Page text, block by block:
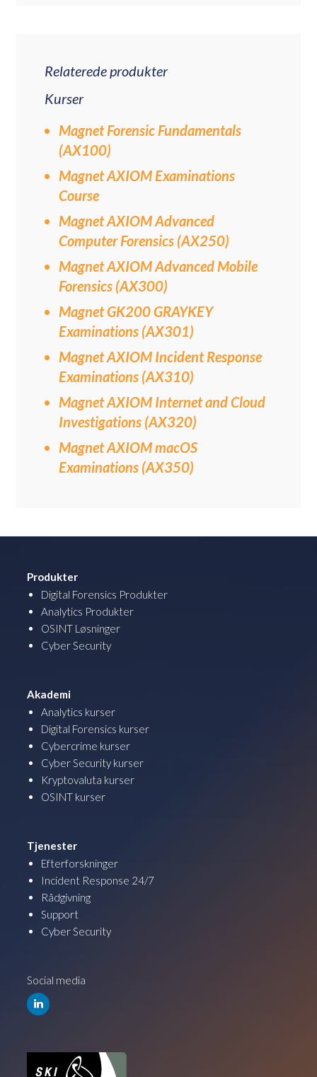
Relaterede produkter
Kurser
Magnet Forensic Fundamentals
(AX100)
Magnet AXIOM Examinations
Course
Magnet AXIOM Advanced
Computer Forensics (AX250)
Magnet AXIOM Advanced Mobile
Forensics (AX300)
Magnet GK200 GRAYKEY
Examinations (AX301)
Magnet AXIOM Incident Response
Examinations (AX310)
Magnet AXIOM Internet and Cloud
Investigations (AX320)
Magnet AXIOM macOS
Examinations (AX350)
Produkter
Digital Forensics Produkter
Analytics Produkter
OSINT Løsninger
Cyber Security
Akademi
Analytics kurser
Digital Forensics kurser
Cybercrime kurser
Cyber Security kurser
Kryptovaluta kurser
OSINT kurser
Tjenester
Efterforskninger
Incident Response 24/7
Rådgivning
Support
Cyber Security
Social media